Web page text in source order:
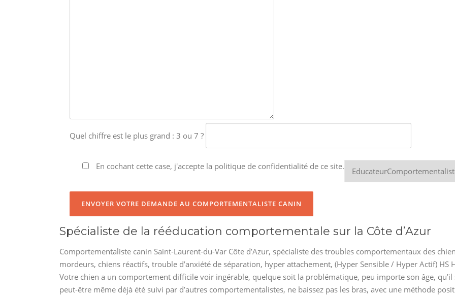
Quel chiffre est le plus grand : 3 ou 7 ?
En cochant cette case, j'accepte la politique de confidentialité de ce site.
Spécialiste de la rééducation comportementale sur la Côte d’Azur
Comportementaliste canin Saint-Laurent-du-Var Côte d’Azur, spécialiste des troubles comportementaux des
mordeurs, chiens réactifs, trouble d’anxiété de séparation, hyper attachement, (Hyper Sensible / Hyper Actif)
Votre chien a un comportement difficile voir ingérable, quelque soit la problématique, peu importe son âge, qu’il
peut-être même déjà été suivi par d’autres comportementalistes, ne baissez pas les bras, avec une méthode